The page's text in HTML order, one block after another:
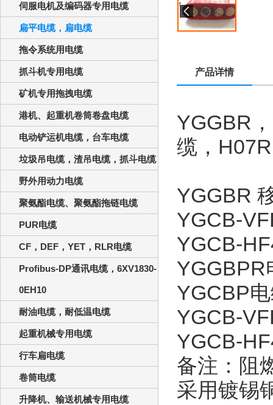
伺服电机及编码器专用电缆
扁平电缆，扁电缆
拖令系统用电缆
抓斗机专用电缆
矿机专用拖拽电缆
港机、起重机卷筒卷盘电缆
电动铲运机电缆，台车电缆
垃圾吊电缆，渣吊电缆，抓斗电缆
野外用动力电缆
聚氨酯电缆、聚氨酯拖链电缆
PUR电缆
CF，DEF，YET，RLR电缆
Profibus-DP通讯电缆，6XV1830-
0EH10
耐油电缆，耐低温电缆
起重机械专用电缆
行车扁电缆
卷筒电缆
升降机、输送机械专用电缆
产品详情
YGGBR ，
缆，
YGGBR
YGCB-
YGCB-
YGGBPR
YGCBP
YGCB-
YGCB-
备注：阻
采用镀锡